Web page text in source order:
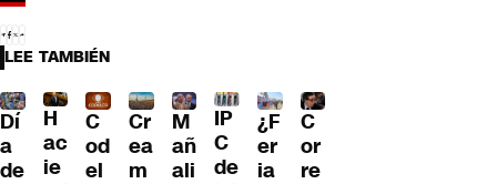
LEE TAMBIÉN
Dí
a
de
H
ac
ie
C
od
el
Cr
ea
m
M
añ
ali
IP
C
de
¿F
er
ia
C
or
re